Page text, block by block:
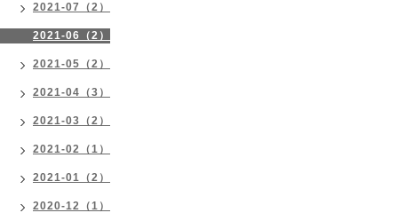
2021-07（2）
2021-06（2）
2021-05（2）
2021-04（3）
2021-03（2）
2021-02（1）
2021-01（2）
2020-12（1）